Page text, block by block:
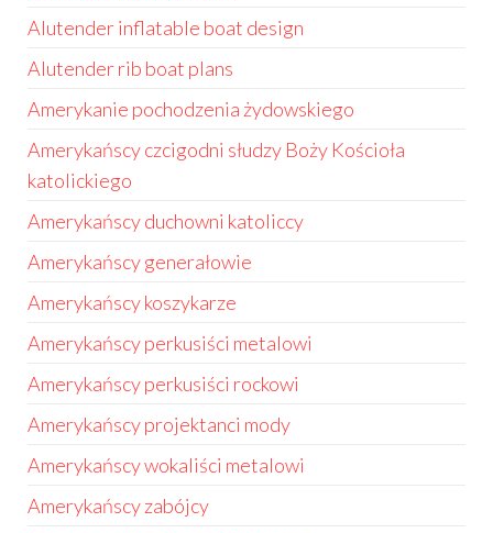
Alutender inflatable boat design
Alutender rib boat plans
Amerykanie pochodzenia żydowskiego
Amerykańscy czcigodni słudzy Boży Kościoła
katolickiego
Amerykańscy duchowni katoliccy
Amerykańscy generałowie
Amerykańscy koszykarze
Amerykańscy perkusiści metalowi
Amerykańscy perkusiści rockowi
Amerykańscy projektanci mody
Amerykańscy wokaliści metalowi
Amerykańscy zabójcy